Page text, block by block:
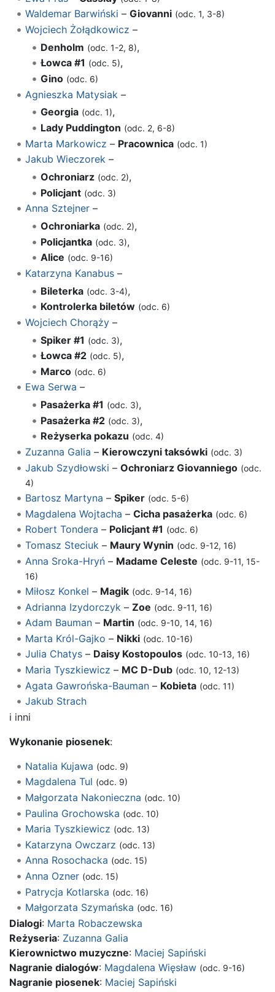
Waldemar Barwiński – Giovanni (odc. 1, 3-8)
Wojciech Żołądkowicz –
Denholm (odc. 1-2, 8),
Łowca #1 (odc. 5),
Gino (odc. 6)
Agnieszka Matysiak –
Georgia (odc. 1),
Lady Puddington (odc. 2, 6-8)
Marta Markowicz – Pracownica (odc. 1)
Jakub Wieczorek–
Ochroniarz (odc. 2),
Policjant (odc. 3)
Anna Sztejner–
Ochroniarka (odc. 2),
Policjantka (odc. 3),
Alice (odc. 9-16)
Katarzyna Kanabus–
Bileterka (odc. 3-4),
Kontrolerka biletów (odc. 6)
Wojciech Chorąży–
Spiker #1 (odc. 3),
Łowca #2 (odc. 5),
Marco (odc. 6)
Ewa Serwa –
Pasażerka #1 (odc. 3),
Pasażerka #2 (odc. 3),
Reżyserka pokazu (odc. 4)
Zuzanna Galia – Kierowczyni taksówki (odc. 3)
Jakub Szydłowski – Ochroniarz Giovanniego (odc.
4)
Bartosz Martyna – Spiker (odc. 5-6)
Magdalena Wojtacha – Cicha pasażerka (odc. 6)
Robert Tondera – Policjant #1 (odc. 6)
Tomasz Steciuk – Maury Wynin (odc. 9-12, 16)
Anna Sroka-Hryń– Madame Celeste (odc. 9-11, 15-
16)
Miłosz Konkel – Magik (odc. 9-14, 16)
Adrianna Izydorczyk – Zoe (odc. 9-11, 16)
Adam Bauman– Martin (odc. 9-10, 14, 16)
Marta Król-Gajko – Nikki (odc. 10-16)
Julia Chatys– Daisy Kostopoulos (odc. 10-13, 16)
Maria Tyszkiewicz – MC D-Dub (odc. 10, 12-13)
Agata Gawrońska-Bauman– Kobieta (odc. 11)
Jakub Strach
i inni
Wykonanie piosenek:
Natalia Kujawa (odc. 9)
Magdalena Tul (odc. 9)
Małgorzata Nakonieczna (odc. 10)
Paulina Grochowska (odc. 10)
Maria Tyszkiewicz (odc. 13)
Katarzyna Owczarz (odc. 13)
Anna Rosochacka (odc. 15)
Anna Ozner (odc. 15)
Patrycja Kotlarska (odc. 16)
Małgorzata Szymańska (odc. 16)
Dialogi: Marta Robaczewska
Reżyseria: Zuzanna Galia
Kierownictwo muzyczne: Maciej Sapiński
Nagranie dialogów: Magdalena Więsław (odc. 9-16)
Nagranie piosenek: Maciej Sapiński